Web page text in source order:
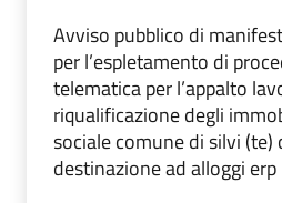
Avviso pubblico di
per l’espletamento di
telematica per l’appalto
riqualificazione degli
sociale comune di silvi (te)
destinazione ad alloggi erp